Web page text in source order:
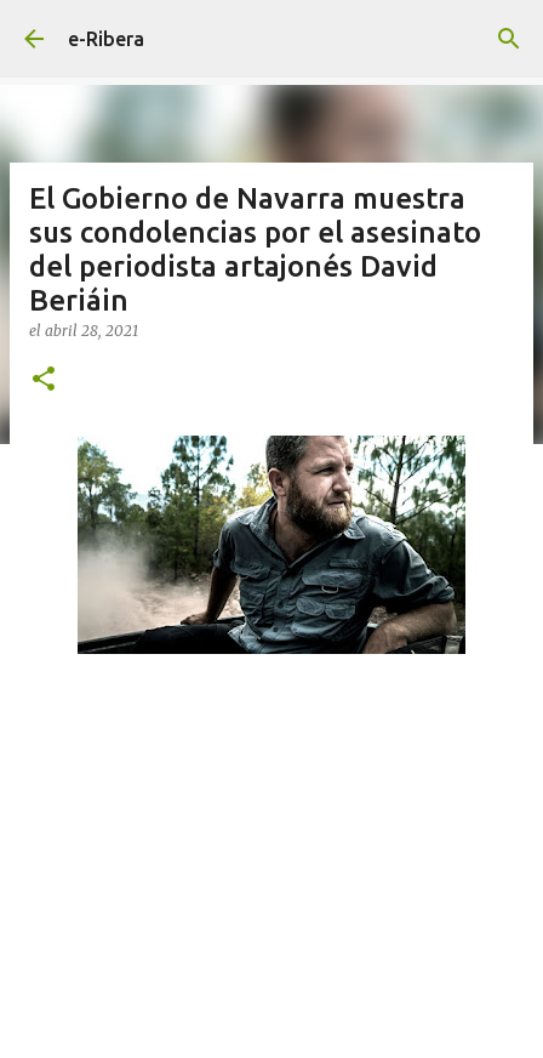
e-Ribera
El Gobierno de Navarra muestra
sus condolencias por el asesinato
del periodista artajonés David
Beriáin
el abril 28, 2021